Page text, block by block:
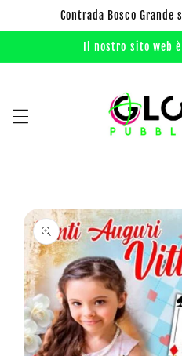
direttamente
ai contenuti
Contrada Bosco Grande
Il nostro sito web
Passa alle
informazioni
sul prodotto